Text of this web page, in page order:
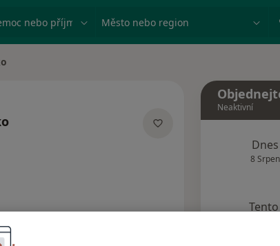
nebo příjmení Město nebo region
Neaktivní
Dnes
8 Srpen